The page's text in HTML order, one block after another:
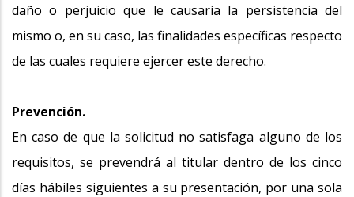
daño o perjuicio que le causaría la persistencia del
mismo o, en su caso, las finalidades específicas respecto
de las cuales requiere ejercer este derecho.
Prevención.
En caso de que la solicitud no satisfaga alguno de los
requisitos, se prevendrá al titular dentro de los cinco
días hábiles siguientes a su presentación, por una sola